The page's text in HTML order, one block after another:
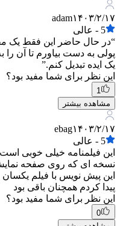
adam۱۴۰۳/۲/۱۷
5
- عالی
“در حال حاضر این فقط یک
پولی به دست بیاورم تا آن را
یک ایده تبدیل کنم.”
این نظر برای شما مفید بود؟
1
مشاهده بیشتر
ebag۱۴۰۳/۲/۱۷
5
- عالی
این فیلمنامه خیلی خوبی
نسخه ای که روی صفحه نمایش
این پیش نویس با فیلم یکسان
پیدا کردم همچنان باقی بود
این نظر برای شما مفید بود؟
0